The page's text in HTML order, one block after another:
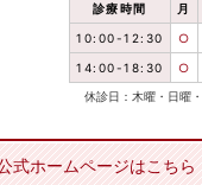
診療時間 月
10:00-12:30 ○
14:00-18:30 ○
休診日：木曜・日曜
式ホームページはこちら